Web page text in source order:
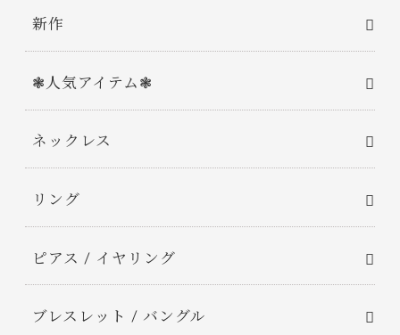
新作
❃人気アイテム❃
ネックレス
リング
ピアス / イヤリング
ブレスレット / バングル